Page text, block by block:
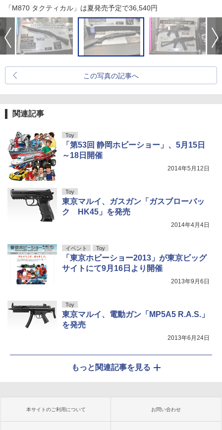
「M870 タクティカル」は夏発売予定で36,540円
この写真の記事へ
関連記事
Toy
「第53回 静岡ホビーショー」、5月15日
～18日開催
2014年5月12日
Toy
東京マルイ、ガスガン「ガスブローバッ
ク HK45」を発売
2014年4月4日
イベント Toy
「東京ホビーショー2013」が東京ビッグ
サイトにて9月16日より開催
2013年9月6日
Toy
東京マルイ、電動ガン「MP5A5 R.A.S.」
を発売
2013年6月24日
もっと関連記事を見る
本サイトのご利用について お問い合わせ